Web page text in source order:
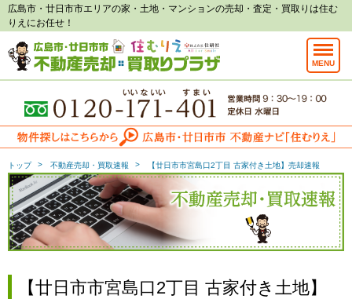
広島市・廿日市市エリアの家・土地・マンションの売却・査定・買取りは住む
りえにお任せ！
MENU
トップ 不動産売却・買取速報 【廿日市市宮島口2丁目 古家付き土地】売却速報
【廿日市市宮島口2丁目 古家付き土地】